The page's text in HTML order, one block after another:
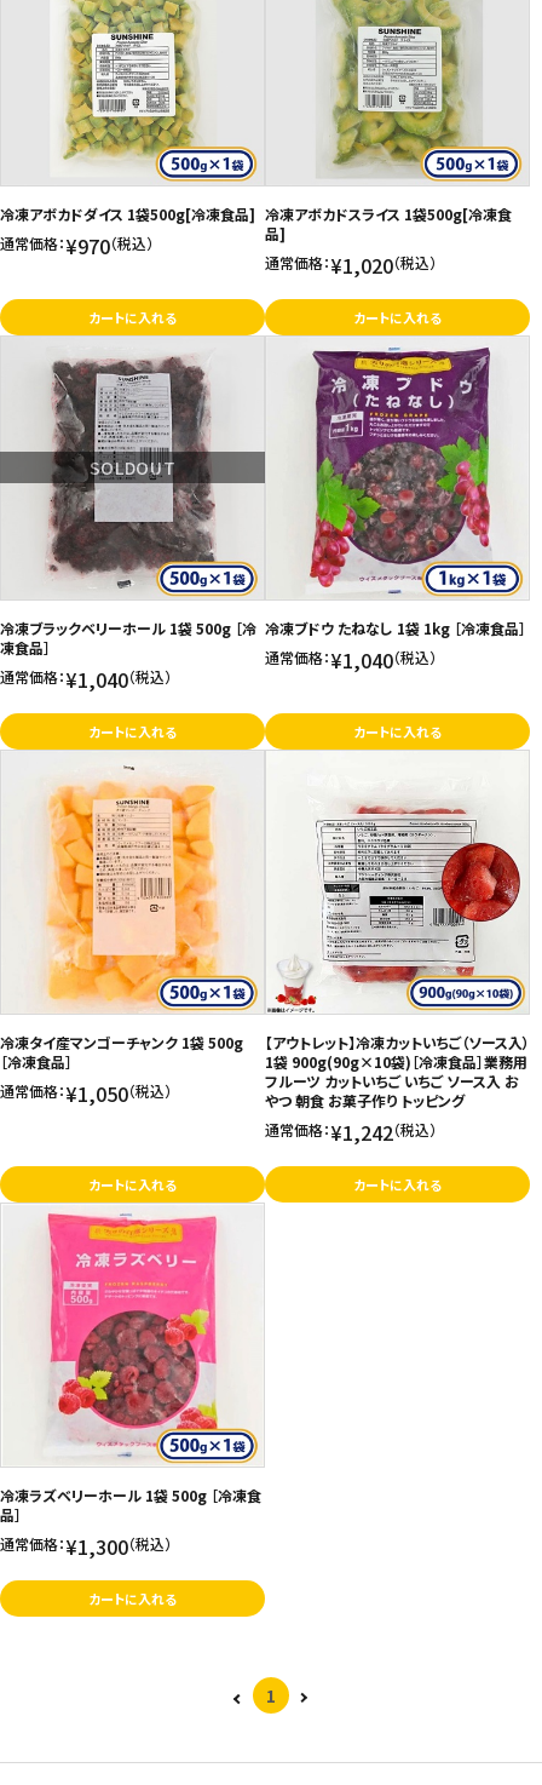
冷凍アボカドダイス 1袋500g[冷凍食品]
通常価格：¥970（税込）
カートに入れる
冷凍アボカドスライス 1袋500g[冷凍食
品]
通常価格：¥1,020（税込）
カートに入れる
SOLDOUT
冷凍ブラックベリーホール 1袋 500g ［冷
凍食品］
通常価格：¥1,040（税込）
カートに入れる
冷凍ブドウ たねなし 1袋 1kg ［冷凍食品］
通常価格：¥1,040（税込）
カートに入れる
冷凍タイ産マンゴーチャンク 1袋 500g
［冷凍食品］
通常価格：¥1,050（税込）
カートに入れる
【アウトレット】冷凍カットいちご（ソース入）
1袋 900g(90g×10袋)［冷凍食品］業務用
フルーツ カットいちご いちご ソース入 お
やつ 朝食 お菓子作り トッピング
通常価格：¥1,242（税込）
カートに入れる
冷凍ラズベリーホール 1袋 500g ［冷凍食
品］
通常価格：¥1,300（税込）
カートに入れる
1